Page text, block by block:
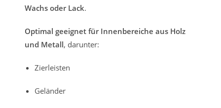
Wachs oder Lack.
Optimal geeignet für Innenbereiche aus Holz
und Metall, darunter:
Zierleisten
Geländer